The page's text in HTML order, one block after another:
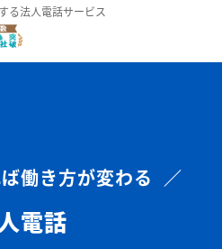
る法人電話サービス
働き方が変わる ／
電話